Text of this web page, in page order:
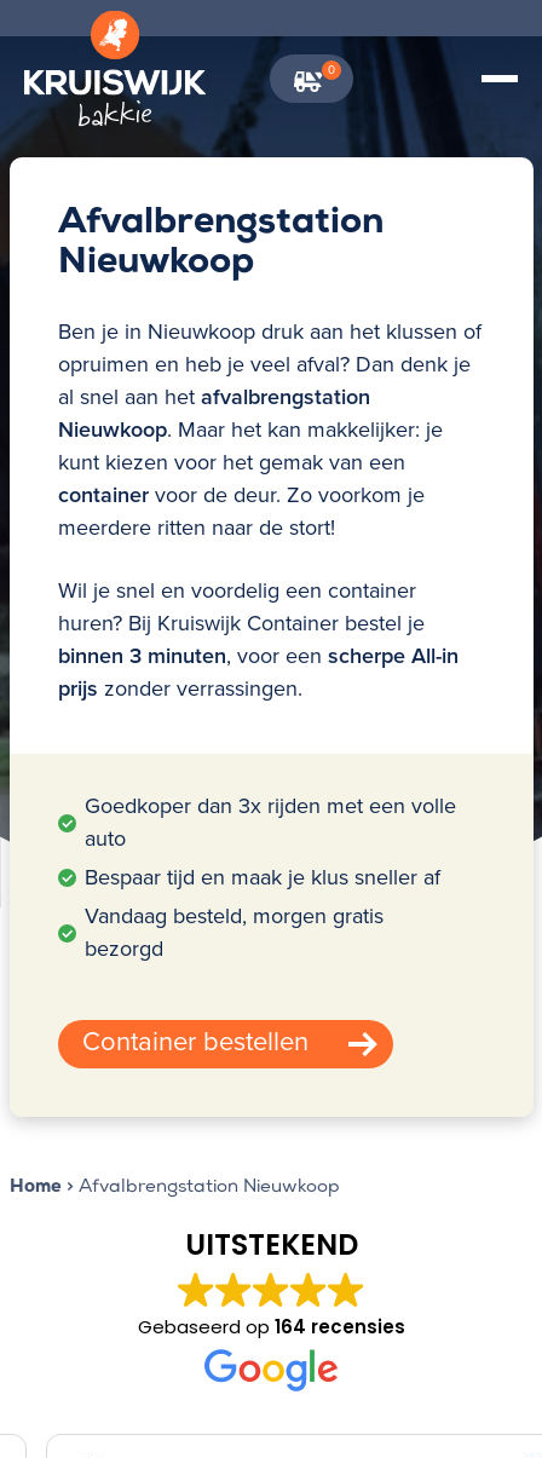
0
Afvalbrengstation
Nieuwkoop
Ben je in Nieuwkoop druk aan het klussen of
opruimen en heb je veel afval? Dan denk je
al snel aan hetafvalbrengstation
Nieuwkoop. Maar het kan makkelijker: je
kunt kiezen voor het gemak van een
containervoor de deur. Zo voorkom je
meerdere ritten naar de stort!
Wil je snel en voordelig een container
huren? Bij Kruiswijk Container bestel je
binnen 3 minuten, voor een scherpe All-in
prijs zonder verrassingen.
Goedkoper dan 3x rijden met een volle
auto
Bespaar tijd en maak je klus sneller af
Vandaag besteld, morgen gratis
bezorgd
Container bestellen
Home >Afvalbrengstation Nieuwkoop
UITSTEKEND
Gebaseerd op 164 recensies